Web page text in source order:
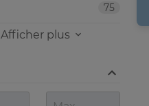
75
Afficher plus